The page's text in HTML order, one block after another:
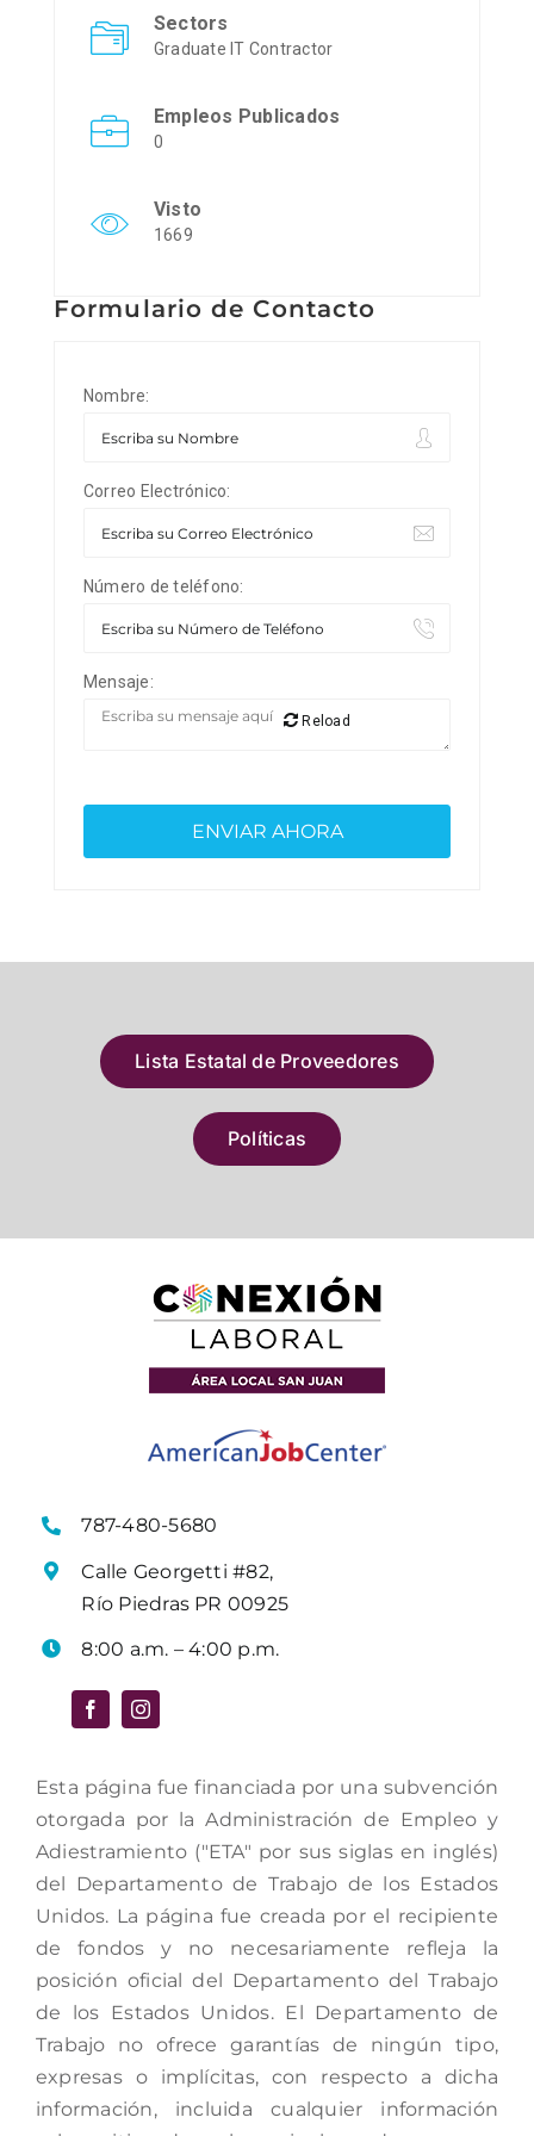
Sectors
Graduate IT Contractor
Empleos Publicados
0
Visto
1669
Formulario de Contacto
Nombre:
Correo Electrónico:
Número de teléfono:
Mensaje:
Reload
Lista Estatal de Proveedores
Políticas
787-480-5680
Calle Georgetti #82,
Río Piedras PR 00925
8:00 a.m. – 4:00 p.m.
Esta página fue financiada por una subvención
otorgada por la Administración de Empleo y
Adiestramiento ("ETA" por sus siglas en inglés)
del Departamento de Trabajo de los Estados
Unidos. La página fue creada por el recipiente
de fondos y no necesariamente refleja la
posición oficial del Departamento del Trabajo
de los Estados Unidos. El Departamento de
Trabajo no ofrece garantías de ningún tipo,
expresas o implícitas, con respecto a dicha
información, incluida cualquier información